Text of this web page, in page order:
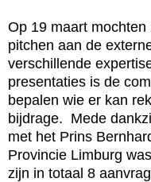
Op 19 maart
pitchen aan de
verschillende
presentaties is de
bepalen wie er kan
bijdrage. Mede
met het Prins
Provincie Limburg
zijn in totaal 8